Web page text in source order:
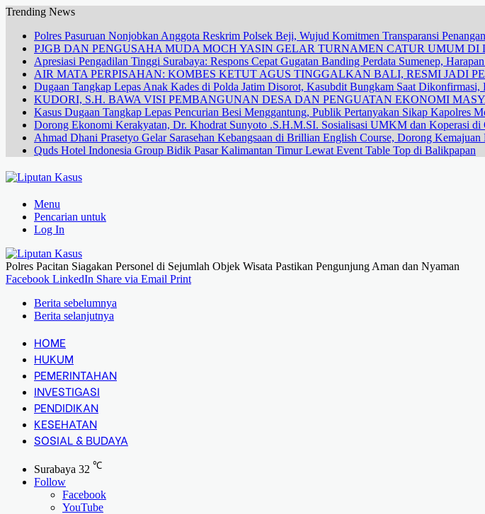
Trending News
Polres Pasuruan Nonjobkan Anggota Reskrim Polsek Beji, Wujud Komitmen Transparansi
PJGB DAN PENGUSAHA MUDA MOCH YASIN GELAR TURNAMEN CATUR UMUM
Apresiasi Pengadilan Tinggi Surabaya: Respons Cepat Gugatan Banding Perdata Sumenep,
AIR MATA PERPISAHAN: KOMBES KETUT AGUS TINGGALKAN BALI, RESMI JADI
Dugaan Tangkap Lepas Anak Kades di Polda Jatim Disorot, Kasubdit Bungkam Saat
KUDORI, S.H. BAWA VISI PEMBANGUNAN DESA DAN PENGUATAN EKONOMI
Kasus Dugaan Tangkap Lepas Pencurian Besi Menggantung, Publik Pertanyakan Sikap Kapolres
Dorong Ekonomi Kerakyatan, Dr. Khodrat Sunyoto .S.H.M.SI. Sosialisasi UMKM dan Koperasi di
Ahmad Dhani Prasetyo Gelar Sarasehan Kebangsaan di Brillian English Course, Dorong Kemajuan
Quds Hotel Indonesia Group Bidik Pasar Kalimantan Timur Lewat Event Table Top di Balikpapan
Menu
Pencarian untuk
Log In
Polres Pacitan Siagakan Personel di Sejumlah Objek Wisata Pastikan Pengunjung Aman dan Nyaman
Facebook LinkedIn Share via Email Print
Berita sebelumnya
Berita selanjutnya
HOME
HUKUM
PEMERINTAHAN
INVESTIGASI
PENDIDIKAN
KESEHATAN
SOSIAL & BUDAYA
Surabaya 32 ℃
Follow
Facebook
YouTube